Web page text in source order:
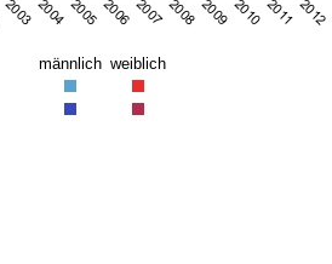
männlich weiblich